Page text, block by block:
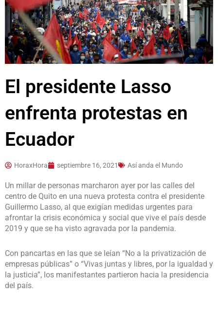
El presidente Lasso
enfrenta protestas en
Ecuador
HoraxHora septiembre 16, 2021 Así anda el Mundo
Un millar de personas marcharon ayer por las calles del
centro de Quito en una nueva protesta contra el presidente
Guillermo Lasso, al que exigían medidas urgentes para
afrontar la crisis económica y social que vive el país desde
2019 y que se ha visto agravada por la pandemia.
Con pancartas en las que se leían “No a la privatización de
empresas públicas” o “Vivas juntas y libres, por la igualdad y
la justicia”, los manifestantes partieron hacia la presidencia
del país.